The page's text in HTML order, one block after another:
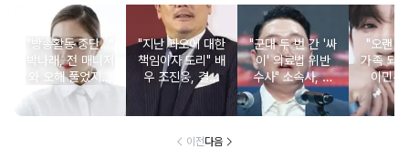
"방송활동 중단…"
박나래, 전 매니저
와 오해 풀었지만
불찰 반성
"지난 과오에 대한
책임이자 도리" 배
우 조진웅, 결국
은퇴 선언
"군대 두 번 간 '싸
이' 의료법 위반
수사" 소속사, 수
면제 대리수령 불
찰...
"오랜
가족 되
이민우
이전다음